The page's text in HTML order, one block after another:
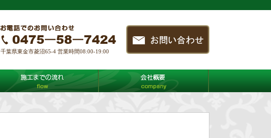
千葉県東金市菱沼65-4 営業時間08:00-19:00